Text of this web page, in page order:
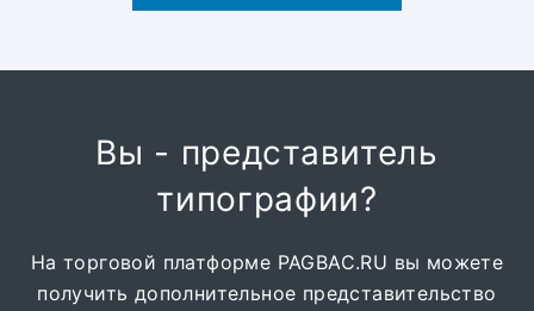
Вы - представитель
типографии?
На торговой платформе PAGBAC.RU вы можете
получить дополнительное представительство